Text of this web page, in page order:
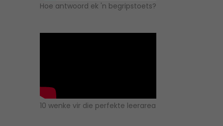
Hoe antwoord ek 'n begripstoets?
10 wenke vir die perfekte leerarea